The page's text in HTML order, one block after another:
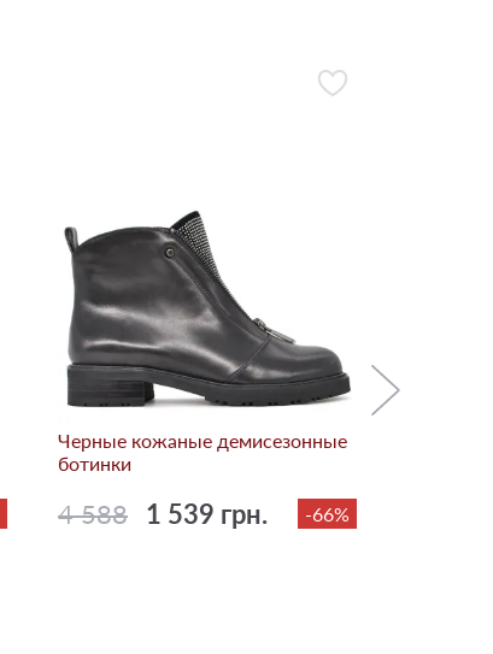
Черные кожаные демисезонные
ботинки
4 588 1 539 грн. -66%